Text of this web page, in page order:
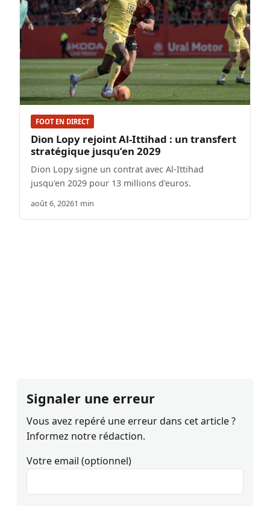
FOOT EN DIRECT
Dion Lopy rejoint Al-Ittihad : un transfert
stratégique jusqu’en 2029
Dion Lopy signe un contrat avec Al-Ittihad
jusqu'en 2029 pour 13 millions d'euros.
août 6, 20261 min
Signaler une erreur
Vous avez repéré une erreur dans cet article ?
Informez notre rédaction.
Votre email (optionnel)